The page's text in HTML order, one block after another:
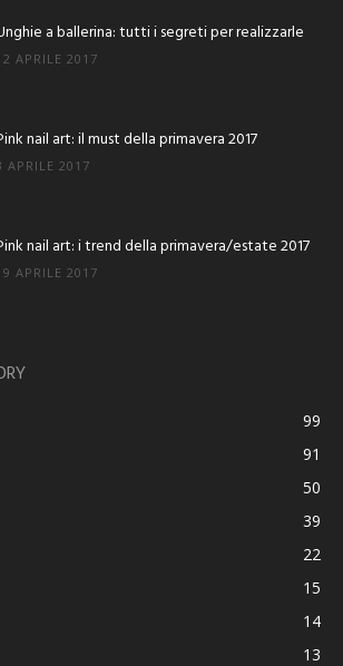
a ballerina: tutti i segreti per realizzarle
APRILE 2017
nail art: il must della primavera 2017
APRILE 2017
nail art: i trend della primavera/estate 2017
APRILE 2017
99
91
50
39
22
15
14
13